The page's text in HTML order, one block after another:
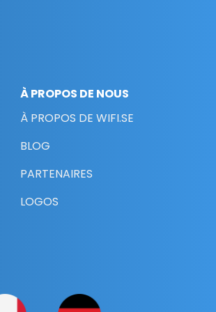
À PROPOS DE NOUS
À PROPOS DE WIFI.SE
BLOG
PARTENAIRES
LOGOS